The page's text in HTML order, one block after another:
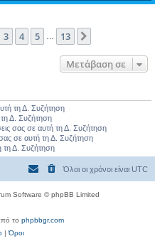
από13
3 4 5 13
Μετάβαση σε
τη Δ. Συζήτηση
Δ. Συζήτηση
σας σε αυτή τη Δ. Συζήτηση
σας σε αυτή τη Δ. Συζήτηση
τη Δ. Συζήτηση
Όλοι οι χρόνοι είναι UTC
Software © phpBB Limited
το phpbbgr.com
|Όροι